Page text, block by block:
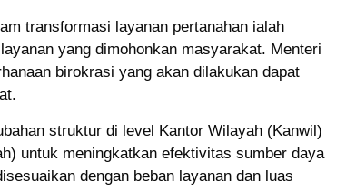
transformasi layanan pertanahan ialah
yang dimohonkan masyarakat. Menteri
birokrasi yang akan dilakukan dapat
struktur di level Kantor Wilayah (Kanwil)
untuk meningkatkan efektivitas sumber daya
dengan beban layanan dan luas